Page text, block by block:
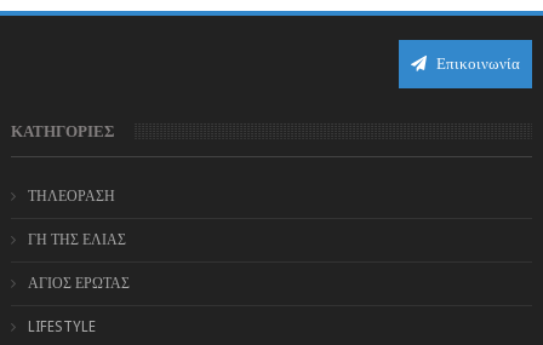
Επικοινωνία
ΚΑΤΗΓΟΡΙΕΣ
ΤΗΛΕΟΡΑΣΗ
ΓΗ ΤΗΣ ΕΛΙΑΣ
ΑΓΙΟΣ ΕΡΩΤΑΣ
LIFESTYLE